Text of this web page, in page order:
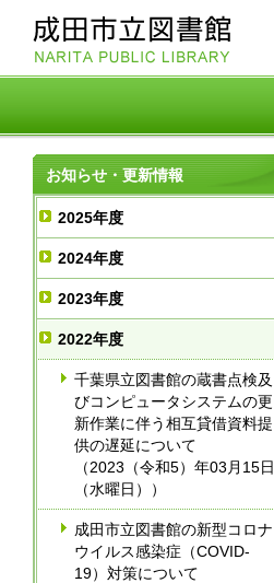
お知らせ・更新情報
2025年度
2024年度
2023年度
2022年度
千葉県立図書館の蔵書点検及
びコンピュータシステムの更
新作業に伴う相互貸借資料提
供の遅延について
（2023（令和5）年03月15日
（水曜日））
成田市立図書館の新型コロナ
ウイルス感染症（COVID-
19）対策について